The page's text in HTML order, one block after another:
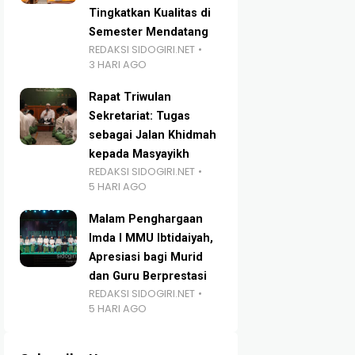
Tingkatkan Kualitas di
Semester Mendatang
REDAKSI SIDOGIRI.NET
3 HARI AGO
Rapat Triwulan
Sekretariat: Tugas
sebagai Jalan Khidmah
kepada Masyayikh
REDAKSI SIDOGIRI.NET
5 HARI AGO
Malam Penghargaan
Imda I MMU Ibtidaiyah,
Apresiasi bagi Murid
dan Guru Berprestasi
REDAKSI SIDOGIRI.NET
5 HARI AGO